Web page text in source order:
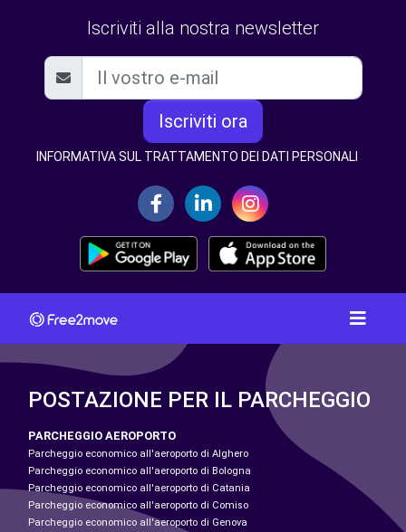
Iscriviti alla nostra newsletter
Iscriviti ora
INFORMATIVA SUL TRATTAMENTO DEI DATI PERSONALI
POSTAZIONE PER IL PARCHEGGIO
PARCHEGGIO AEROPORTO
Parcheggio economico all'aeroporto di Alghero
Parcheggio economico all'aeroporto di Bologna
Parcheggio economico all'aeroporto di Catania
Parcheggio economico all'aeroporto di Comiso
Parcheggio economico all'aeroporto di Genova